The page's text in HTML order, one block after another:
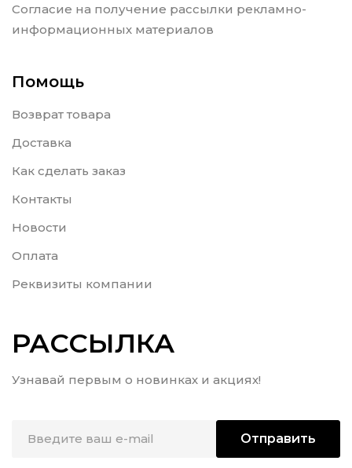
Согласие на получение рассылки рекламно-
информационных материалов
Помощь
Возврат товара
Доставка
Как сделать заказ
Контакты
Новости
Оплата
Реквизиты компании
РАССЫЛКА
Узнавай первым о новинках и акциях!
Отправить